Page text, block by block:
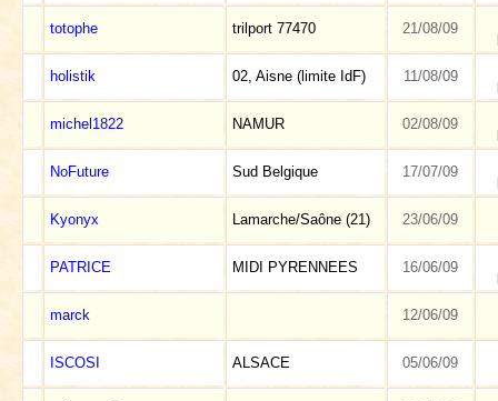
totophe trilport 77470 21/08/09
holistik 02, Aisne (limite IdF) 11/08/09
michel1822 NAMUR 02/08/09
NoFuture Sud Belgique 17/07/09
Kyonyx Lamarche/Saône (21) 23/06/09
PATRICE MIDI PYRENNEES 16/06/09
marck 12/06/09
ISCOSI ALSACE 05/06/09